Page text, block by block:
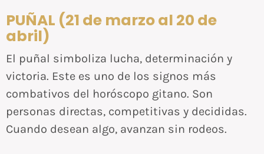
PUÑAL (21 de marzo al 20 de
abril)
El puñal simboliza lucha, determinación y
victoria. Este es uno de los signos más
combativos del horóscopo gitano. Son
personas directas, competitivas y decididas.
Cuando desean algo, avanzan sin rodeos.